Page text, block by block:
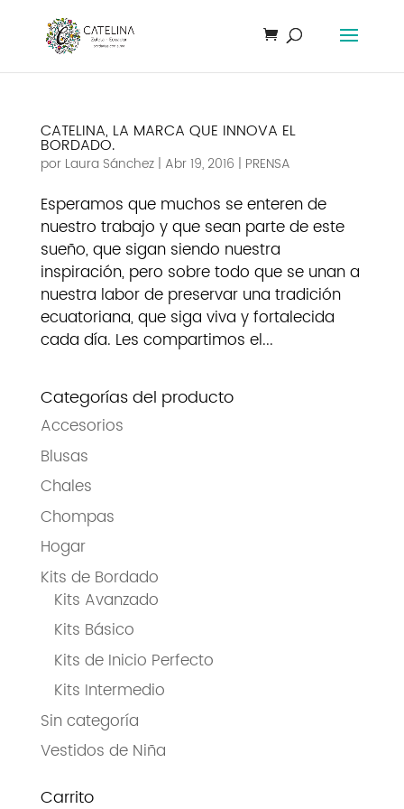
CATELINA, LA MARCA QUE INNOVA EL
BORDADO.
por Laura Sánchez| Abr 19, 2016 | PRENSA
Esperamos que muchos se enteren de
nuestro trabajo y que sean parte de este
sueño, que sigan siendo nuestra
inspiración, pero sobre todo que se unan a
nuestra labor de preservar una tradición
ecuatoriana, que siga viva y fortalecida
cada día. Les compartimos el...
Categorías del producto
Accesorios
Blusas
Chales
Chompas
Hogar
Kits de Bordado
Kits Avanzado
Kits Básico
Kits de Inicio Perfecto
Kits Intermedio
Sin categoría
Vestidos de Niña
Carrito